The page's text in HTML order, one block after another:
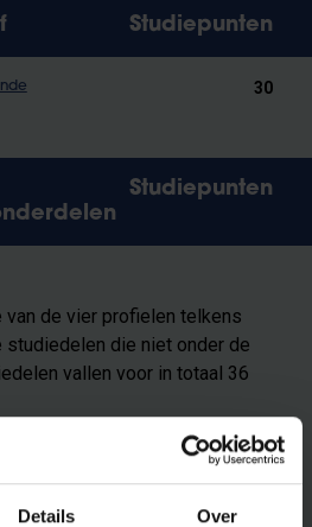
Details Over
Studiepunten
30
Studiepunten
de vier profielen telkens
die niet onder de
vallen voor in totaal 36
verder voor 12 ECTS-credits
lijst.